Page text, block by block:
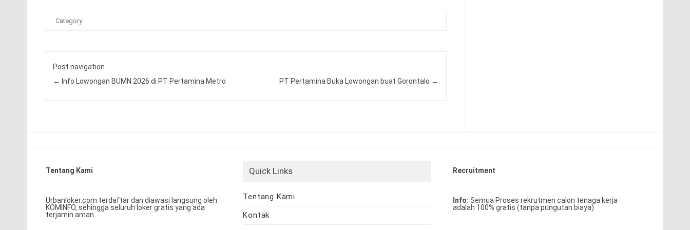
Category:
Post navigation
← Info Lowongan BUMN 2026 di PT Pertamina Metro PT Pertamina Buka Lowongan buat Gorontalo →
Tentang Kami
Urbanloker.com terdaftar dan diawasi langsung oleh
KOMINFO, sehingga seluruh loker gratis yang ada
terjamin aman.
Quick Links
Tentang Kami
Kontak
Recruitment
Info: Semua Proses rekrutmen calon tenaga kerja
adalah 100% gratis (tanpa pungutan biaya)